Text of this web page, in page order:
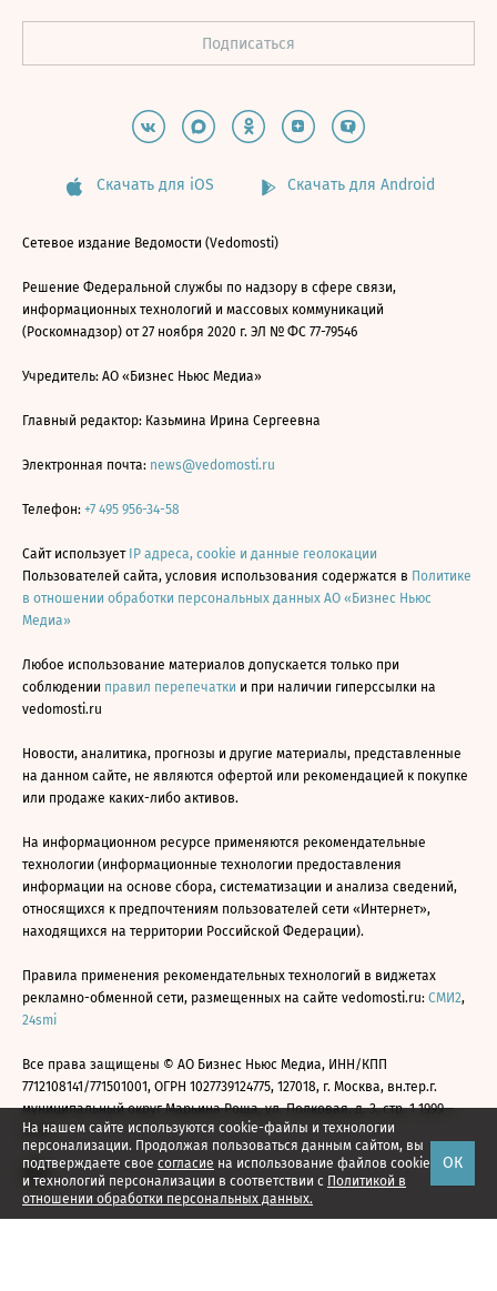
На нашем сайте используются cookie-файлы и технологии
персонализации. Продолжая пользоваться данным сайтом, вы
подтверждаете свое согласие на использование файлов cookie
и технологий персонализации в соответствии с Политикой в
отношении обработки персональных данных.
ОК
Скачать для iOS Скачать для Android
Сетевое издание Ведомости (Vedomosti)
Решение Федеральной службы по надзору в сфере связи,
информационных технологий и массовых коммуникаций
(Роскомнадзор) от 27 ноября 2020 г. ЭЛ № ФС 77-79546
Учредитель: АО «Бизнес Ньюс Медиа»
Главный редактор: Казьмина Ирина Сергеевна
Электронная почта: news@vedomosti.ru
Телефон: +7 495 956-34-58
Сайт использует IP адреса, cookie и данные геолокации
Пользователей сайта, условия использования содержатся в Политике
в отношении обработки персональных данных АО «Бизнес Ньюс
Медиа»
Любое использование материалов допускается только при
соблюдении правил перепечатки и при наличии гиперссылки на
vedomosti.ru
Новости, аналитика, прогнозы и другие материалы, представленные
на данном сайте, не являются офертой или рекомендацией к покупке
или продаже каких-либо активов.
На информационном ресурсе применяются рекомендательные
технологии (информационные технологии предоставления
информации на основе сбора, систематизации и анализа сведений,
относящихся к предпочтениям пользователей сети «Интернет»,
находящихся на территории Российской Федерации).
Правила применения рекомендательных технологий в виджетах
рекламно-обменной сети, размещенных на сайте vedomosti.ru: СМИ2,
24smi
Все права защищены © АО Бизнес Ньюс Медиа, ИНН/КПП
7712108141/771501001, ОГРН 1027739124775, 127018, г. Москва, вн.тер.г.
муниципальный округ Марьина Роща, ул. Полковая, д. 3, стр. 1 1999—
2026